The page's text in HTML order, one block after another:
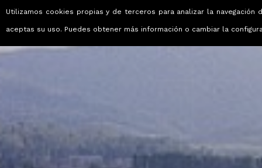
Viajes que emocionan
Utilizamos cookies propias y de terceros para analizar la
aceptas su uso. Puedes obtener más información o cambiar la